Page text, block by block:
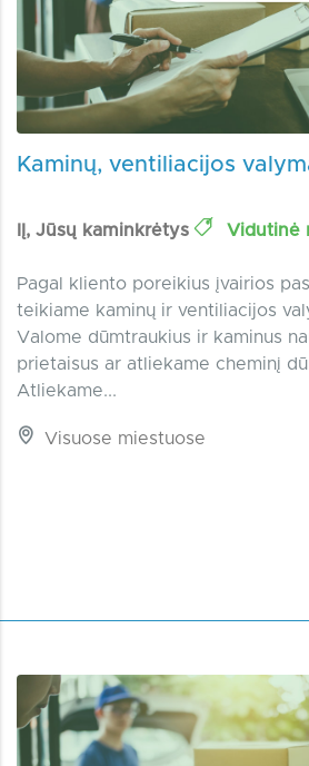
Kaminų, ventiliacijos
IĮ, Jūsų kaminkrėtys Vidutinė
Pagal kliento poreikius įvairios
teikiame kaminų ir ventiliacijos
Valome dūmtraukius ir kaminus
prietaisus ar atliekame cheminį
Atliekame...
Visuose miestuose